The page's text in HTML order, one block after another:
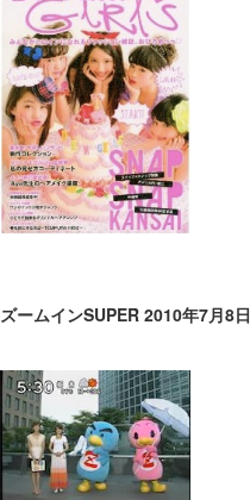
ズームインSUPER 2010年7月8日